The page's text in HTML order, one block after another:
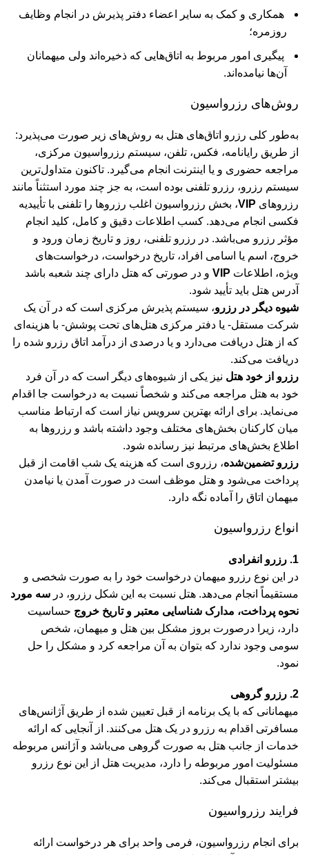
همکاری و کمک به سایر اعضاء دفتر پذیرش در انجام وظایف
روزمره؛
پیگیری امور مربوط به اتاق‌هایی که ذخیره‌اند ولی میهمانان
آن‌ها نیامده‌اند.
روش‌های رزرواسیون
به‌طور کلی رزرو اتاق‌های هتل به روش‌های زیر صورت می‌پذیرد:
از طریق رایانامه، فکس، تلفن، سیستم رزرواسیون مرکزی،
مراجعه حضوری و یا اینترنت انجام می‌گیرد. تاکنون متداول‌ترین
سیستم رزرو، رزرو تلفنی بوده است، به جز چند مورد استثناً مانند
رزروهای VIP، بخش رزرواسیون اغلب رزروها را تلفنی با تأییدیه
فکسی انجام می‌دهد. کسب اطلاعات دقیق و کامل، کلید انجام
مؤثر رزرو می‌باشد. در رزرو تلفنی، روز و تاریخ زمان ورود و
خروج، اسم یا اسامی افراد، تاریخ درخواست، درخواست‌های
ویژه، اطلاعات
و در صورتی که هتل دارای چند شعبه باشد
آدرس هتل باید تأیید شود.
شیوه دیگر در رزرو، سیستم پذیرش مرکزی است که در آن یک
شرکت مستقل- یا دفتر مرکزی هتل‌های تحت پوشش- با هزینه‌ای
که از هتل دریافت می‌دارد و یا درصدی از درآمد اتاق رزرو شده را
دریافت می‌کند.
رزرو از خود هتل نیز یکی از شیوه‌های دیگر است که در آن فرد
خود به هتل مراجعه می‌کند و شخصاً نسبت به درخواست جا اقدام
می‌نماید. برای ارائه بهترین سرویس نیاز است که ارتباط مناسب
میان کارکنان بخش‌های مختلف وجود داشته باشد و رزروها به
اطلاع بخش‌های مرتبط نیز رسانده شود.
رزرو تضمین‌شده، رزروی است که هزینه یک شب اقامت از قبل
پرداخت می‌شود و هتل موظف است در صورت آمدن یا نیامدن
میهمان اتاق را آماده نگه دارد.
انواع رزرواسیون
1. رزرو انفرادی
در این نوع رزرو میهمان درخواست خود را به صورت شخصی و
مستقیماً انجام می‌دهد. هتل نسبت به این شکل رزرو، در سه مورد
نحوه پرداخت، مدارک شناسایی معتبر و تاریخ خروج حساسیت
دارد، زیرا درصورت بروز مشکل بین هتل و میهمان، شخص
سومی وجود ندارد که بتوان به آن مراجعه کرد و مشکل را حل
نمود.
2. رزرو گروهی
میهمانانی که با یک برنامه از قبل تعیین شده از طریق آژانس‌های
مسافرتی اقدام به رزرو در یک هتل می‌کنند. از آنجایی که ارائه
خدمات از جانب هتل به صورت گروهی می‌باشد و آژانس مربوطه
مسئولیت امور مربوطه را دارد، مدیریت هتل از این نوع رزرو
بیشتر استقبال می‌کند.
فرایند رزرواسیون
برای انجام رزرواسیون، فرمی واحد برای هر درخواست ارائه